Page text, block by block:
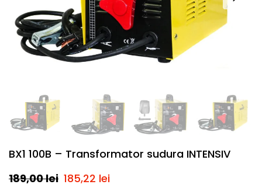
BX1 100B – Transformator sudura INTENSIV
189,00lei 185,22 lei